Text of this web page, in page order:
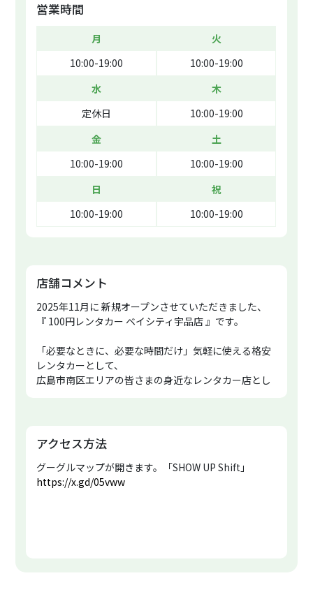
営業時間
月
10:00-19:00
火
10:00-19:00
水
定休日
木
10:00-19:00
金
10:00-19:00
土
10:00-19:00
日
10:00-19:00
祝
10:00-19:00
店舗コメント
2025年11月に 新規オープンさせていただきました、
『 100円レンタカー ベイシティ宇品店 』です。
「必要なときに、必要な時間だけ」気軽に使える格安
レンタカーとして、
広島市南区エリアの皆さまの身近なレンタカー店とし
も近く、アクセス抜群の立地が魅力。
軽自動車からワゴンまで、用途に合わせて選べる豊富
な車種をラインナップし、WEBやスマホから簡単に予
約できます。
アクセス方法
グーグルマップが開きます。「SHOW UP Shift」
https://x.gd/05vww